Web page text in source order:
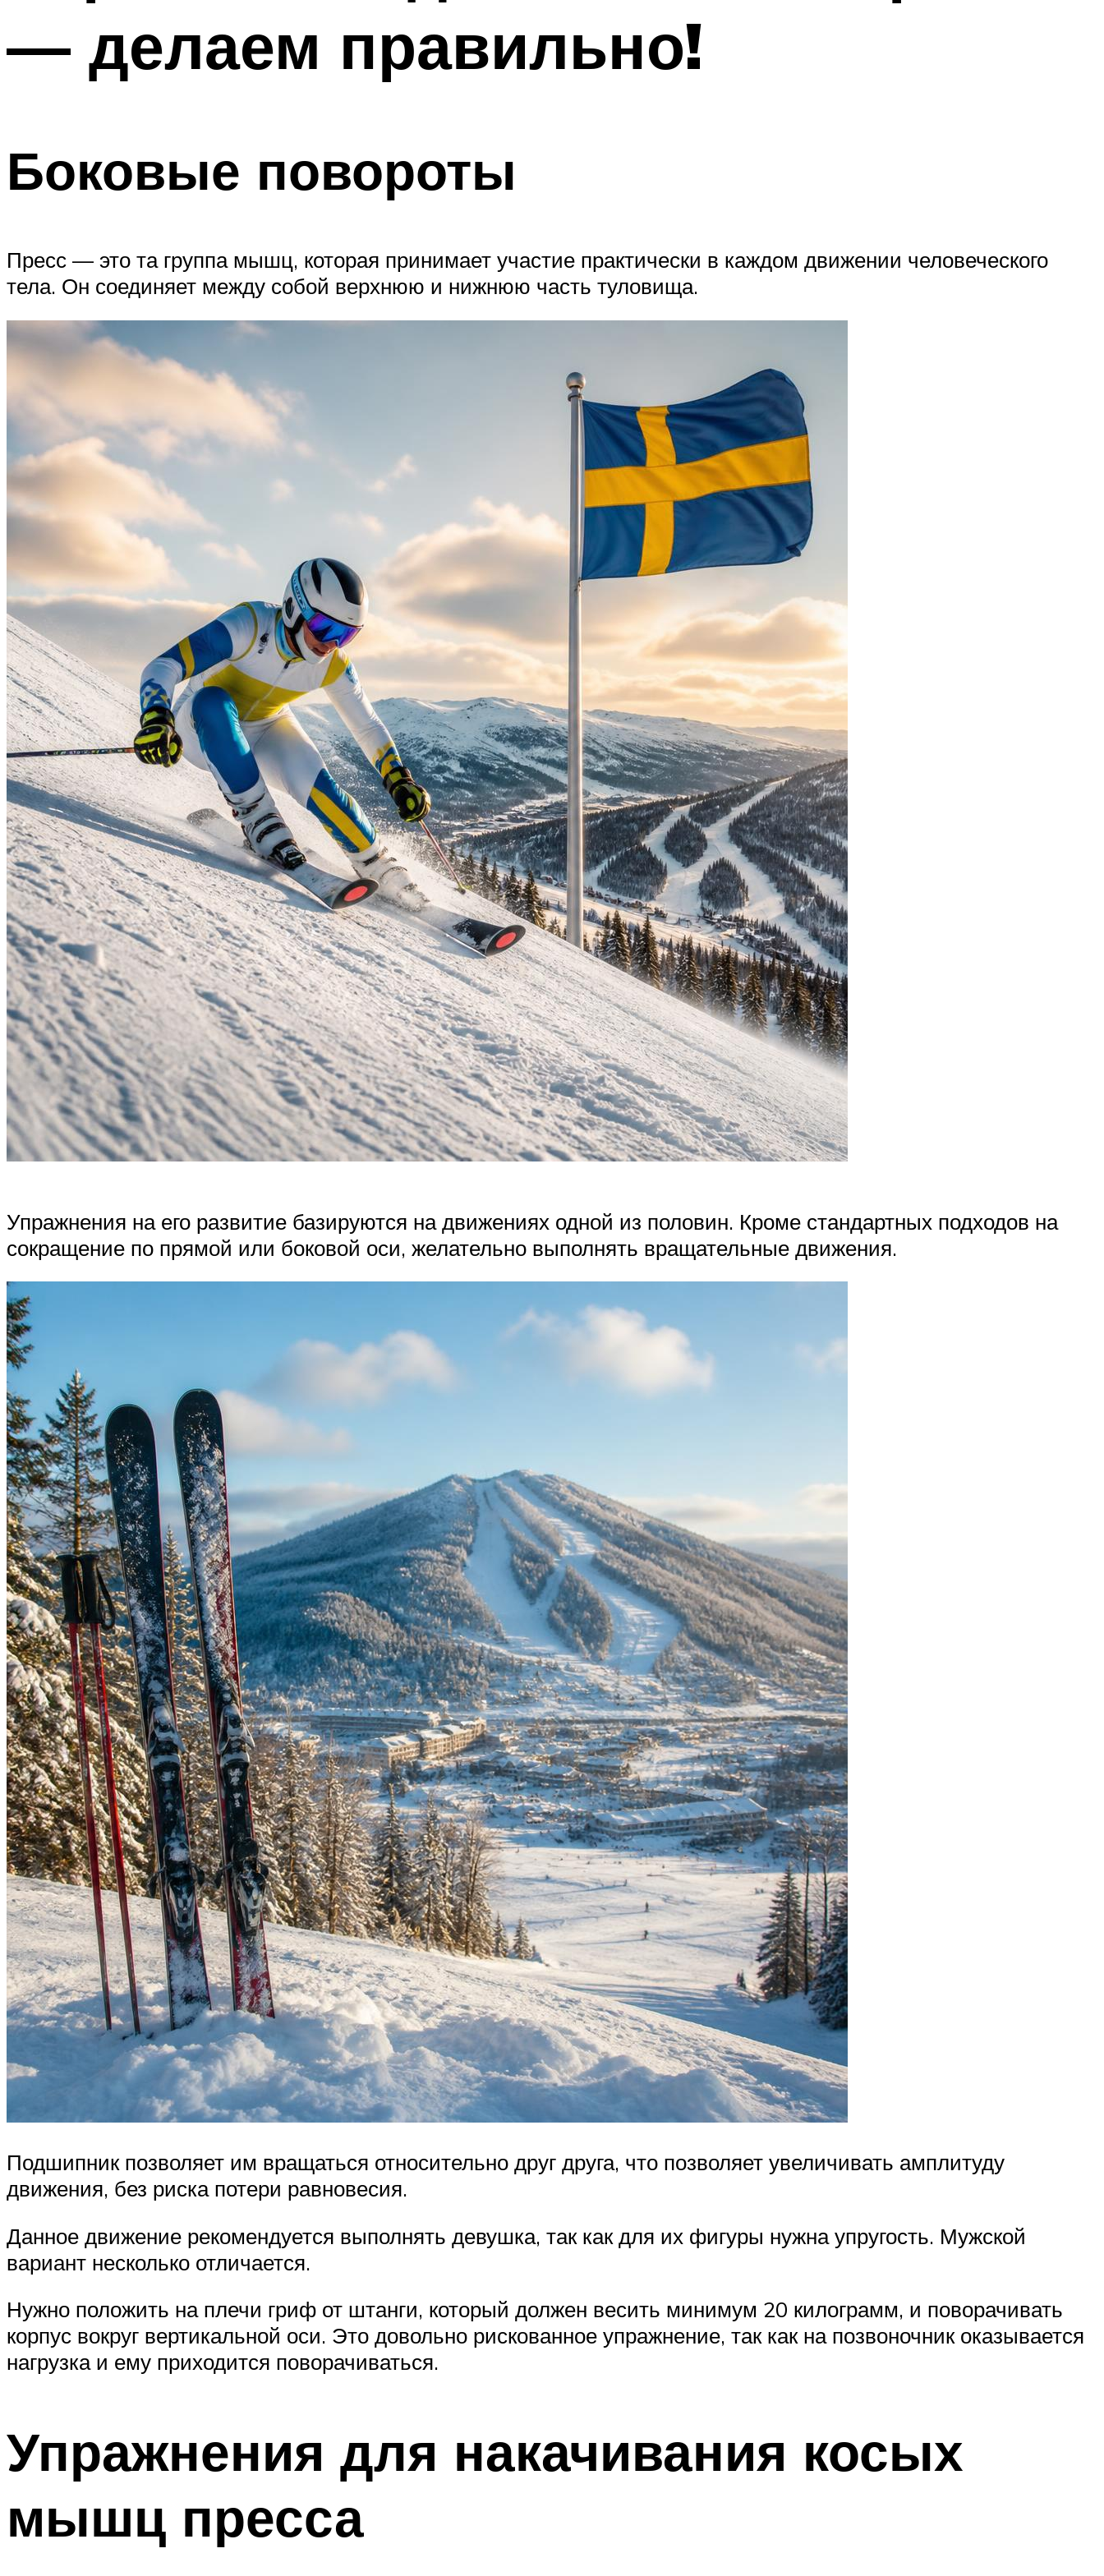
— делаем правильно!
Боковые повороты
Пресс — это та группа мышц, которая принимает участие практически в каждом движении человеческого
тела. Он соединяет между собой верхнюю и нижнюю часть туловища.
Упражнения на его развитие базируются на движениях одной из половин. Кроме стандартных подходов на
сокращение по прямой или боковой оси, желательно выполнять вращательные движения.
Подшипник позволяет им вращаться относительно друг друга, что позволяет увеличивать амплитуду
движения, без риска потери равновесия.
Данное движение рекомендуется выполнять девушка, так как для их фигуры нужна упругость. Мужской
вариант несколько отличается.
Нужно положить на плечи гриф от штанги, который должен весить минимум 20 килограмм, и поворачивать
корпус вокруг вертикальной оси. Это довольно рискованное упражнение, так как на позвоночник оказывается
нагрузка и ему приходится поворачиваться.
Упражнения для накачивания косых
мышц пресса